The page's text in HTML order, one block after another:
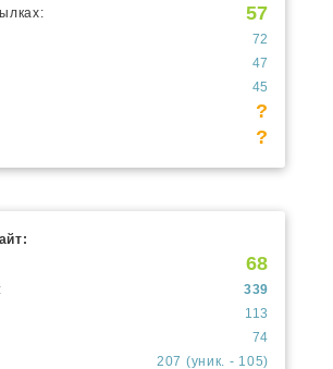
57
72
47
45
?
?
68
339
113
74
207 (уник. - 105)